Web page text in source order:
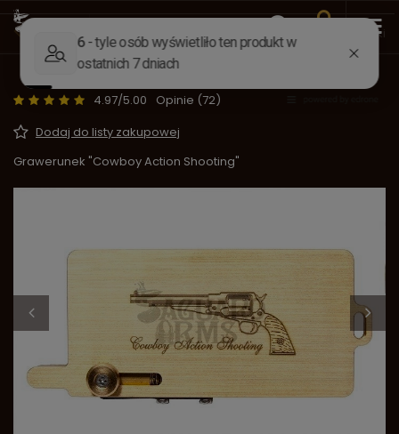
Strona główna Akcesoria Akcesoria strzeleckie
Kapiszonownik "Gold Capper" CAS
4.97/5.00
Opinie (72)
Dodaj do listy zakupowej
Grawerunek "Cowboy Action Shooting"